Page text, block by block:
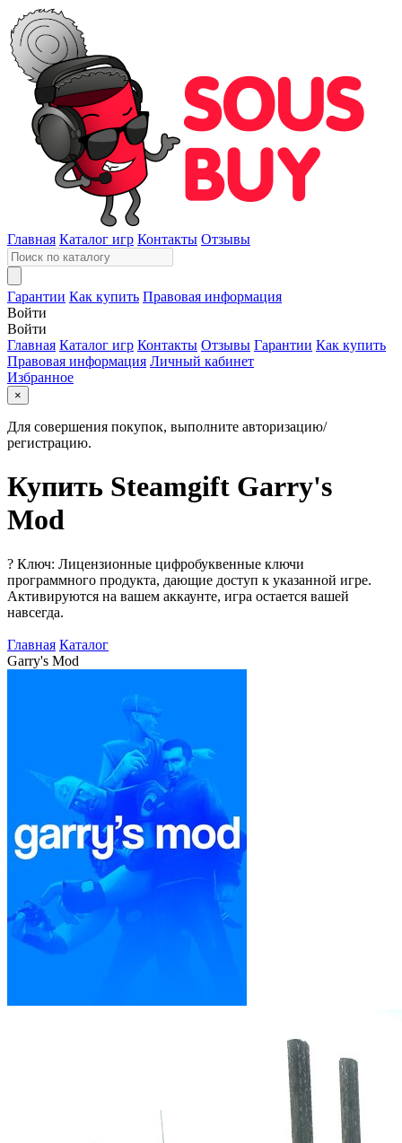
Главная Каталог игр Контакты Отзывы
Гарантии Как купить Правовая информация
Войти
Войти
Главная Каталог игр Контакты Отзывы Гарантии Как купить
Правовая информация Личный кабинет
Избранное
×
Для совершения покупок, выполните авторизацию/
регистрацию.
Купить Steamgift Garry's
Mod
? Ключ: Лицензионные цифробуквенные ключи
программного продукта, дающие доступ к указанной игре.
Активируются на вашем аккаунте, игра остается вашей
навсегда.
Главная Каталог
Garry's Mod